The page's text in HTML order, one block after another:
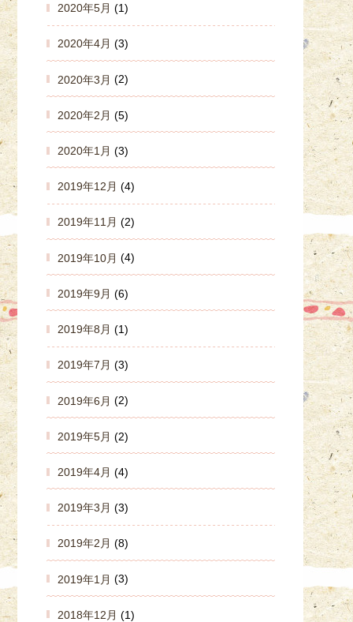
2020年5月 (1)
2020年4月 (3)
2020年3月 (2)
2020年2月 (5)
2020年1月 (3)
2019年12月 (4)
2019年11月 (2)
2019年10月 (4)
2019年9月 (6)
2019年8月 (1)
2019年7月 (3)
2019年6月 (2)
2019年5月 (2)
2019年4月 (4)
2019年3月 (3)
2019年2月 (8)
2019年1月 (3)
2018年12月 (1)